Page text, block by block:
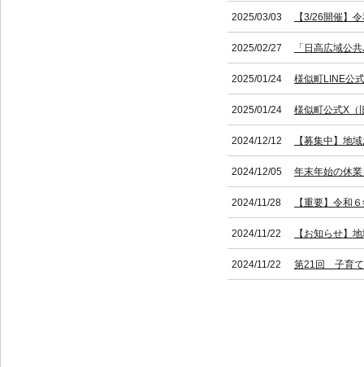
2025/03/03 【3/26開催】
2025/02/27 「日高広域公
2025/01/24 様似町LINE公
2025/01/24 様似町公式X（
2024/12/12 【募集中】地
2024/12/05 年末年始の休
2024/11/28 【重要】令和
2024/11/22 【お知らせ】
2024/11/22 第21回 子育て